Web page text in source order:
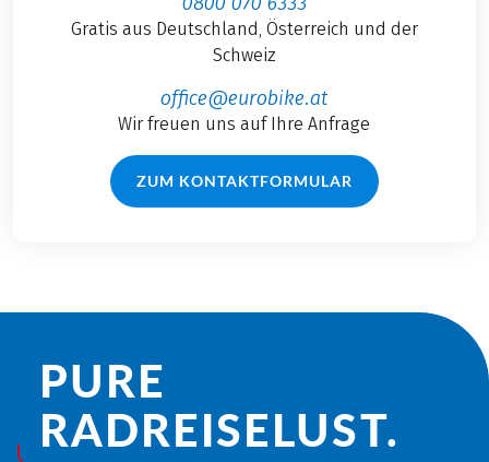
Gratis aus Deutschland, Österreich und der
Schweiz
office@eurobike.at
Wir freuen uns auf Ihre Anfrage
ZUM KONTAKTFORMULAR
PURE
RADREISE­LUST.